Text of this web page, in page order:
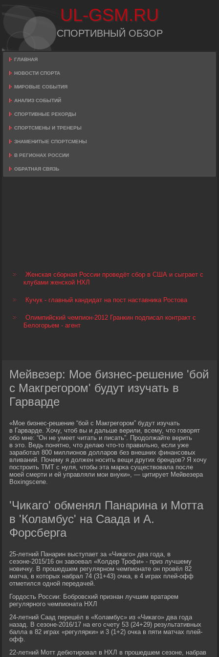
UL-GSM.RU
СПОРТИВНЫЙ ОБЗОР
ГЛАВНАЯ
НОВОСТИ СПОРТА
МИРОВЫЕ СОБЫТИЯ
АНАЛИЗ СОБЫТИЙ
СПОРТИВНЫЕ РЕКОРДЫ
СПОРТСМЕНЫ И ТРЕНЕРЫ
ЗНАМЕНИТЫЕ СПОРТСМЕНЫ
В РЕГИОНАХ РОССИИ
ОБРАТНАЯ СВЯЗЬ
Женская сборная России проведёт сбор в США и сыграет с
клубами женской НХЛ
Кучук - главный кандидат на пост наставника Ростова
Олимпийский чемпион-2012 Гранкин подписал контракт с
Белогорьем - агент
Мейвезер: Мое бизнес-решение 'бой
с Макгрегором' будут изучать в
Гарварде
«Мое бизнес-решение “бой с Макгрегором” будут изучать
в Гарварде. Хочу, чтоб вы и дальше верили, всему, что говорят
обо мне: “Он не умеет читать и писать”. Продолжайте верить
в это. Ведь понятно, что делаю что-то правильно, если уже
заработал 800 миллионов долларов без внешних финансовых
вливаний. Почему я должен носить вещи других брендов? Я хочу
построить TMT c нуля, чтобы эта марка существовала после
моей смерти и ей управляли мои внуки», — цитирует Мейвезера
Boxingscene.
'Чикаго' обменял Панарина и Мотта
в 'Коламбус' на Саада и А.
Форсберга
25-летний Панарин выступает за «Чикаго» два года, в
сезоне-2015/16 он завоевал «Колдер Трофи» - приз лучшему
новичку. В прошедшем регулярном чемпионате он провёл 82
матча, в которых набрал 74 (31+43) очка, в 4 играх плей-офф
отметился одной передачей.
Гордость России: Бобровский признан лучшим вратарем
регулярного чемпионата НХЛ
24-летний Саад перешёл в «Коламбус» из «Чикаго» два года
назад. В сезоне-2016/17 на его счету 53 (24+29) результативных
балла в 82 играх «регулярки» и 3 (1+2) очка в пяти матчах плей-
офф.
22-летний Мотт дебютировал в НХЛ в прошедшем сезоне, набрав